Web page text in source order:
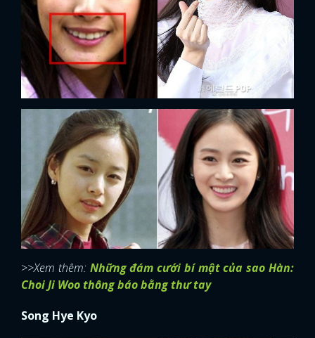
>>Xem thêm: Những đám cưới bí mật của sao Hàn:
Choi Ji Woo thông báo bằng thư tay
Song Hye Kyo